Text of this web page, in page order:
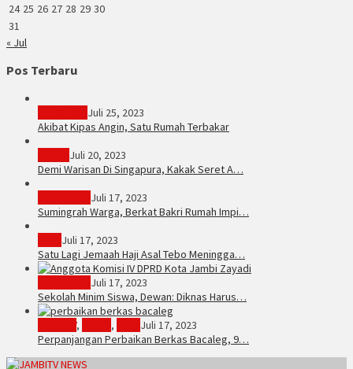
24 25 26 27 28 29 30
31
« Jul
Pos Terbaru
Juli 25, 2023
Akibat Kipas Angin, Satu Rumah Terbakar
Juli 20, 2023
Demi Warisan Di Singapura, Kakak Seret A…
Juli 17, 2023
Sumingrah Warga, Berkat Bakri Rumah Impi…
Juli 17, 2023
Satu Lagi Jemaah Haji Asal Tebo Meningga…
Juli 17, 2023
Sekolah Minim Siswa, Dewan: Diknas Harus…
, ,
Juli 17, 2023
Perpanjangan Perbaikan Berkas Bacaleg, 9…